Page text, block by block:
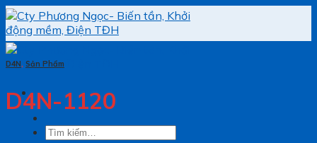
Skip
to
content
Tìm
D4N, Sản Phẩm
D4N-1120